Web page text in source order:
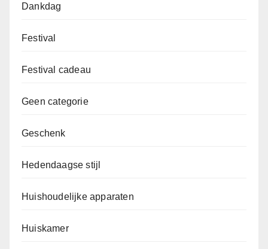
Dankdag
Festival
Festival cadeau
Geen categorie
Geschenk
Hedendaagse stijl
Huishoudelijke apparaten
Huiskamer